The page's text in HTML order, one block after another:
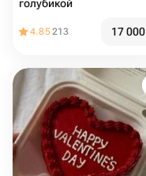
голубикой
4.85213 17 000